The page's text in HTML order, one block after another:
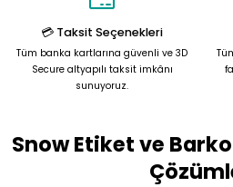
Gönder
💳 Taksit Seçenekleri
Tüm banka kartlarına güvenli ve 3D
Secure altyapılı taksit imkânı
sunuyoruz.
Snow Etiket ve